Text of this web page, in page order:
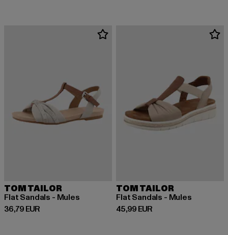
TOM TAILOR
Flat Sandals - Mules
36,79 EUR
Derzeitiger Preis: 36,79 EUR
TOM TAILOR
Flat Sandals - Mules
45,99 EUR
Derzeitiger Preis: 45,99 EUR